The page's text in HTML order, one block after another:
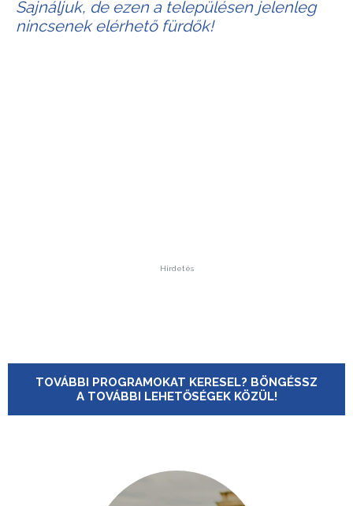
Sajnáljuk, de ezen a településen jelenleg
nincsenek elérhető fürdők!
Hirdetés
TOVÁBBI PROGRAMOKAT KERESEL? BÖNGÉSSZ
A TOVÁBBI LEHETŐSÉGEK KÖZÜL!